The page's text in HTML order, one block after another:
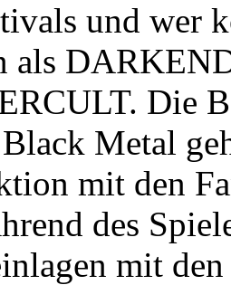
und wer
als
Die
Metal
mit den
des
mit